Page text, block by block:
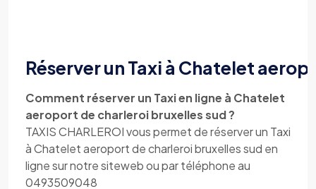
Réserver un Taxi à Chatelet
Comment réserver un Taxi en ligne à Chatelet
aeroport de charleroi bruxelles sud ?
TAXIS CHARLEROI vous permet de réserver un Taxi
à Chatelet aeroport de charleroi bruxelles sud en
ligne sur notre siteweb ou par téléphone au
0493509048